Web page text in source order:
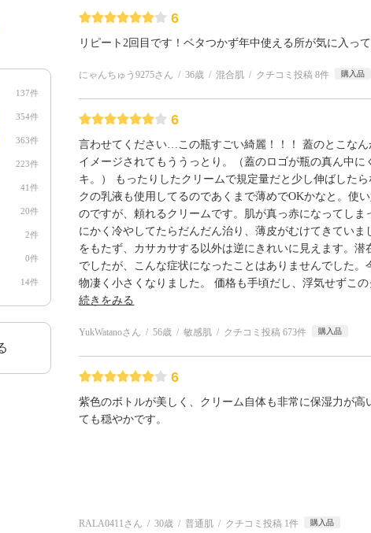
137件
354件
363件
223件
41件
20件
2件
0件
14件
6
リピート2回目です！ベタつかず年中使える所が気に入っ
にゃんちゅう9275さん 36歳 混合肌 クチコミ投稿 8件 購入品
6
言わせてください…この瓶すごい綺麗！！！ 蓋のとこな
イメージされてもううっとり。（蓋のロゴが瓶の真ん中に
キ。） もったりしたクリームで規定量だと少し伸ばした
クの乳液も使用してるのであくまで薄めでOKかなと。使
のですが、頼れるクリームです。肌が真っ赤になってしま
にかく冷やしてたらだんだん治り、薄皮がむけてきていま
をもたず、カサカサする以外は逆にきれいに見えます。潜
でしたが、こんな症状になったことはありませんでした。
物凄く小さくなりました。 価格も手頃だし、浮気せずこ
続きをみる
YukWatanoさん 56歳 敏感肌 クチコミ投稿 673件 購入品
6
紫色のボトルが美しく、クリーム自体も非常に保湿力が高
ても穏やかです。
RALA0411さん 30歳 普通肌 クチコミ投稿 1件 購入品